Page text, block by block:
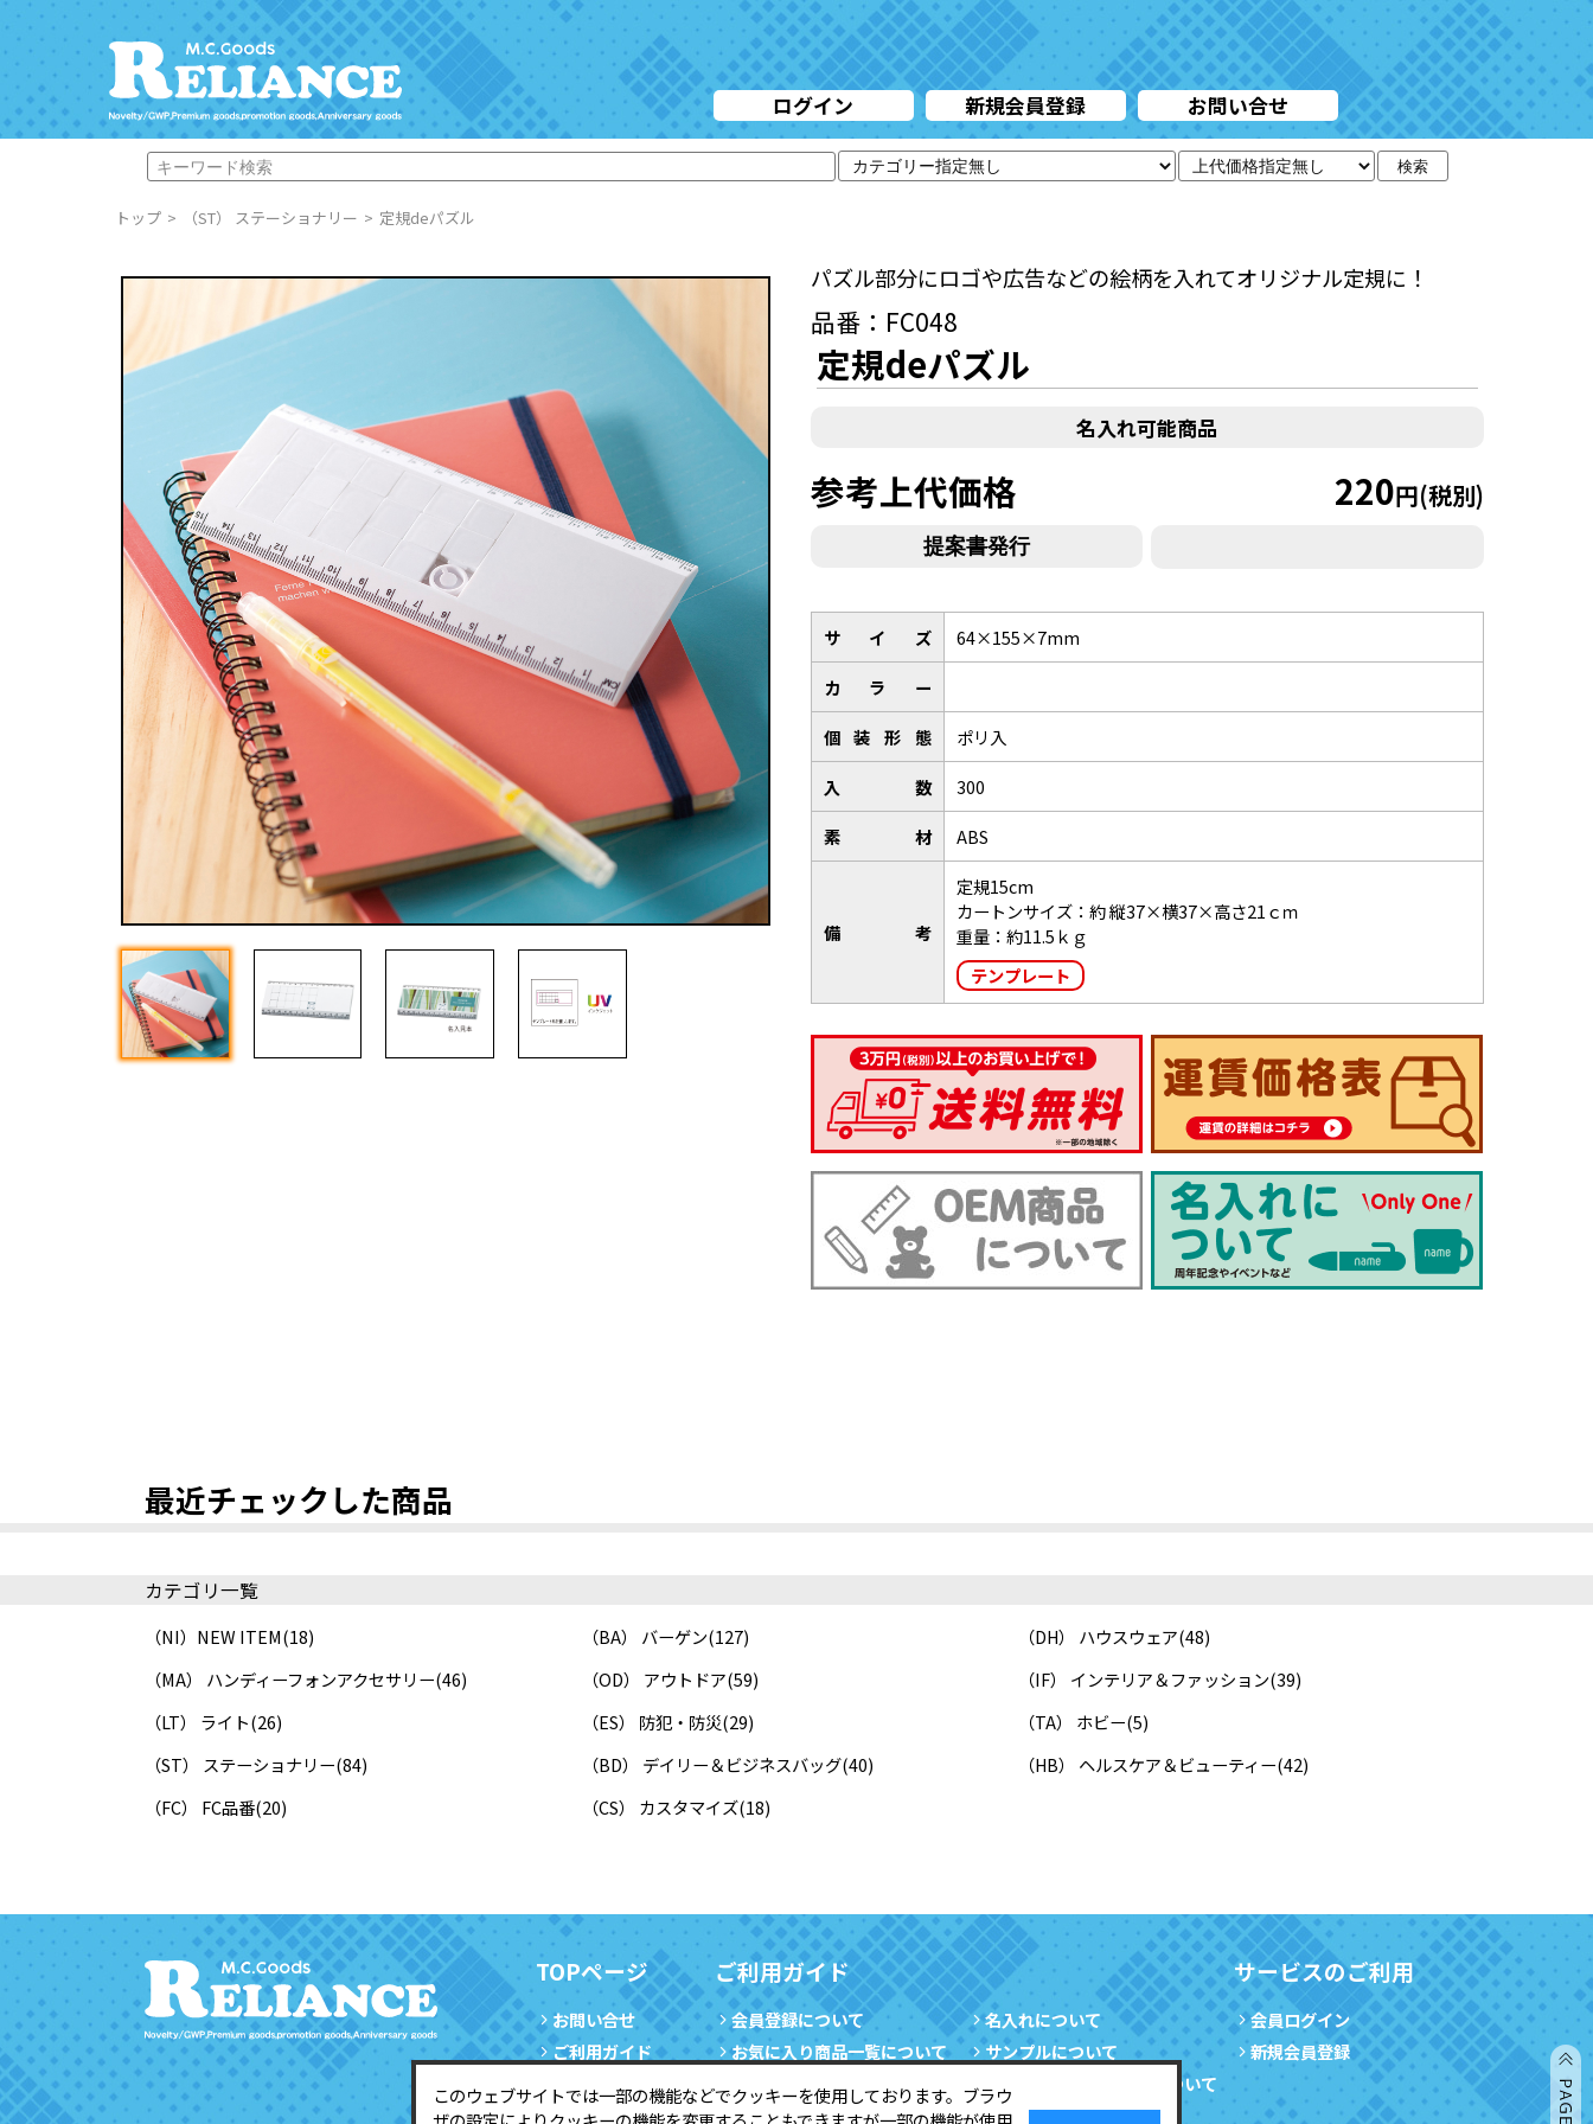
ログイン 新規会員登録 お問い合せ
検索
トップ （ST） ステーショナリー 定規deパズル
パズル部分にロゴや広告などの絵柄を入れてオリジナル定規に！
品番：FC048
定規deパズル
名入れ可能商品
参考上代価格 220円(税別)
サイズ
64×155×7mm
カラー
個装形態
ポリ入
入数
300
素材
ABS
備考
定規15cm
カートンサイズ：約 縦37×横37×高さ21ｃｍ
重量：約11.5ｋｇ
テンプレート
最近チェックした商品
カテゴリ一覧
（NI）NEW ITEM(18) （BA） バーゲン(127) （DH） ハウスウェア(48)
（MA） ハンディーフォンアクセサリー(46) （OD） アウトドア(59) （IF） インテリア＆ファッション(39)
（LT） ライト(26) （ES） 防犯・防災(29) （TA） ホビー(5)
（ST） ステーショナリー(84) （BD） デイリー＆ビジネスバッグ(40) （HB） ヘルスケア＆ビューティー(42)
（FC） FC品番(20) （CS） カスタマイズ(18)
TOPページ
お問い合せ
ご利用ガイド
サイトマップ
会社概要
ご利用ガイド
会員登録について
お気に入り商品一覧について
提案書について
製品について
名入れについて
サンプルについて
会員情報の確認・変更について
会員登録の停止について
サービスのご利用
会員ログイン
新規会員登録
このウェブサイトでは一部の機能などでクッキーを使用しております。ブラウ